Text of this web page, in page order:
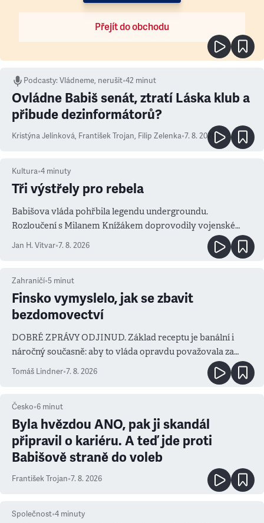
Přejít do obchodu
Podcasty:Vládneme, nerušit•42 minut
Ovládne Babiš senát, ztratí Láska klub a
přibude dezinformátorů?
Kristýna Jelínková, František Trojan, Filip Zelenka•7. 8. 2026
Kultura•4 minuty
Tři výstřely pro rebela
Babišova vláda pohřbila legendu undergroundu.
Rozloučení s Milanem Knížákem doprovodily vojenské
salvy i kritika pokrokářů
Jan H. Vitvar•7. 8. 2026
Zahraničí•5 minut
Finsko vymyslelo, jak se zbavit
bezdomovectví
DOBRÉ ZPRÁVY ODJINUD. Základ receptu je banální i
náročný současně: aby to vláda opravdu považovala za
prioritu
Tomáš Lindner•7. 8. 2026
Česko•6 minut
Byla hvězdou ANO, pak ji skandál
připravil o kariéru. A teď jde proti
Babišově straně do voleb
František Trojan•7. 8. 2026
Společnost•4 minuty